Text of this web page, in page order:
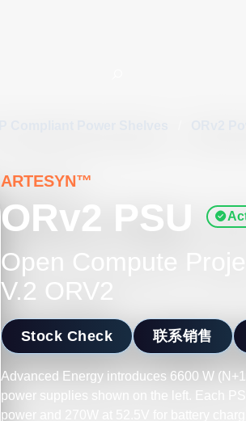
ARTESYN™
ORv2 PSU
Open Compute
V.2 ORV2
Stock Check 联系销售
Advanced Energy introduces 6600 W
power supplies shown on the left. Each
power and 270W at 52.5V for battery